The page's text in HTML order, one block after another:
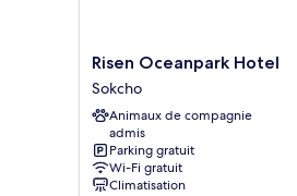
côté
cour
intérieure
Risen
Oceanpark
Hotel
Sokcho
Risen Oceanpark Hotel
Sokcho
Animaux de compagnie
admis
Parking gratuit
Wi-Fi gratuit
Climatisation